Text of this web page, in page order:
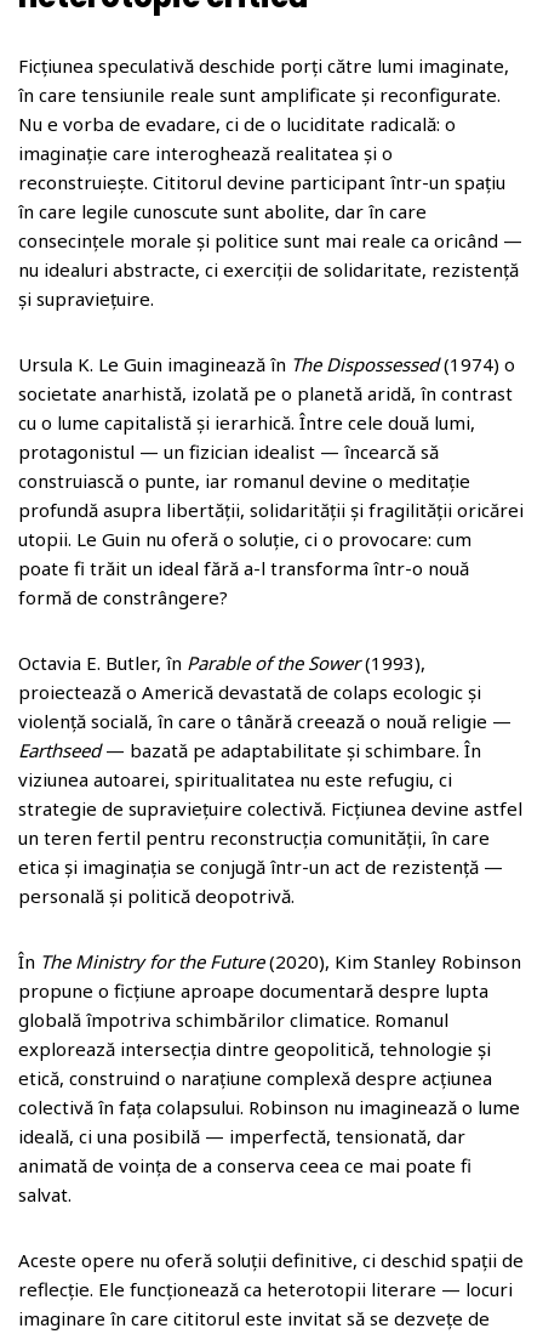
Ficțiunea speculativă deschide porți către lumi imaginate,
în care tensiunile reale sunt amplificate și reconfigurate.
Nu e vorba de evadare, ci de o luciditate radicală: o
imaginație care interoghează realitatea și o
reconstruiește. Cititorul devine participant într-un spațiu
în care legile cunoscute sunt abolite, dar în care
consecințele morale și politice sunt mai reale ca oricând —
nu idealuri abstracte, ci exerciții de solidaritate, rezistență
și supraviețuire.
Ursula K. Le Guin imaginează în The Dispossessed(1974) o
societate anarhistă, izolată pe o planetă aridă, în contrast
cu o lume capitalistă și ierarhică. Între cele două lumi,
protagonistul — un fizician idealist — încearcă să
construiască o punte, iar romanul devine o meditație
profundă asupra libertății, solidarității și fragilității oricărei
utopii. Le Guin nu oferă o soluție, ci o provocare: cum
poate fi trăit un ideal fără a-l transforma într-o nouă
formă de constrângere?
Octavia E. Butler, în Parable of the Sower(1993),
proiectează o Americă devastată de colaps ecologic și
violență socială, în care o tânără creează o nouă religie —
Earthseed— bazată pe adaptabilitate și schimbare. În
viziunea autoarei, spiritualitatea nu este refugiu, ci
strategie de supraviețuire colectivă. Ficțiunea devine astfel
un teren fertil pentru reconstrucția comunității, în care
etica și imaginația se conjugă într-un act de rezistență —
personală și politică deopotrivă.
În The Ministry for the Future(2020), Kim Stanley Robinson
propune o ficțiune aproape documentară despre lupta
globală împotriva schimbărilor climatice. Romanul
explorează intersecția dintre geopolitică, tehnologie și
etică, construind o narațiune complexă despre acțiunea
colectivă în fața colapsului. Robinson nu imaginează o lume
ideală, ci una posibilă — imperfectă, tensionată, dar
animată de voința de a conserva ceea ce mai poate fi
salvat.
Aceste opere nu oferă soluții definitive, ci deschid spații de
reflecție. Ele funcționează ca heterotopii literare — locuri
imaginare în care cititorul este invitat să se dezvețe de